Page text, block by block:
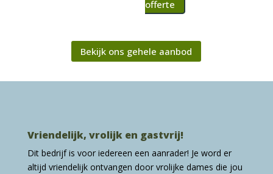
offerte
Bekijk ons gehele aanbod
Vriendelijk, vrolijk en gastvrij!
Dit bedrijf is voor iedereen een aanrader! Je word er
altijd vriendelijk ontvangen door vrolijke dames die jou